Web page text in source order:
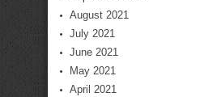
August 2021
July 2021
June 2021
May 2021
April 2021